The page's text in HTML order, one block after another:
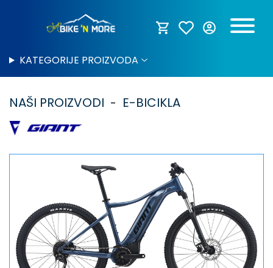
KATEGORIJE PROIZVODA
NAŠI PROIZVODI E-BICIKLA